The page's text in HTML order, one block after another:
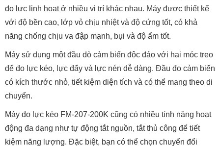
đo lực linh hoạt ở nhiều vị trí khác nhau. Máy được thiết kế
với độ bền cao, lớp vỏ chịu nhiệt và độ cứng tốt, có khả
năng chống chịu va đập mạnh, bụi và độ ẩm tốt.
Máy sử dụng một đầu dò cảm biến độc đáo với hai móc treo
để đo lực kéo, lực đẩy và lực nén dễ dàng. Đầu đo cảm biến
có kích thước nhỏ, tiết kiệm diện tích và có thể mang theo di
chuyển.
Máy đo lực kéo FM-207-200K cũng có nhiều tính năng hoạt
động đa dạng như tự động tắt nguồn, tắt thủ công để tiết
kiệm năng lượng. Đặc biệt, bạn có thể chọn chuyển đổi